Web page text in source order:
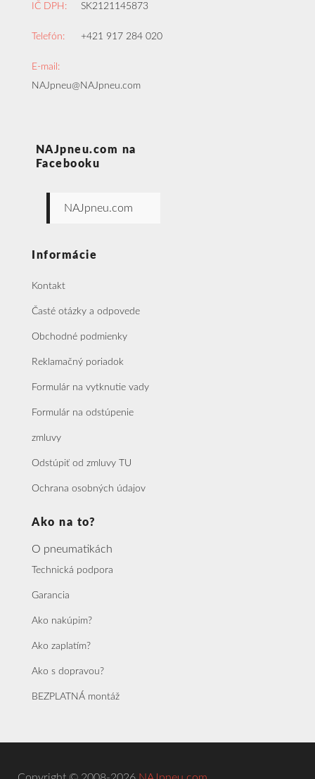
IČ DPH: SK2121145873
Telefón: +421 917 284 020
E-mail:
NAJpneu@NAJpneu.com
NAJpneu.com na
Facebooku
NAJpneu.com
Informácie
Kontakt
Časté otázky a odpovede
Obchodné podmienky
Reklamačný poriadok
Formulár na vytknutie vady
Formulár na odstúpenie
zmluvy
Odstúpiť od zmluvy TU
Ochrana osobných údajov
Ako na to?
O pneumatikách
Technická podpora
Garancia
Ako nakúpim?
Ako zaplatím?
Ako s dopravou?
BEZPLATNÁ montáž